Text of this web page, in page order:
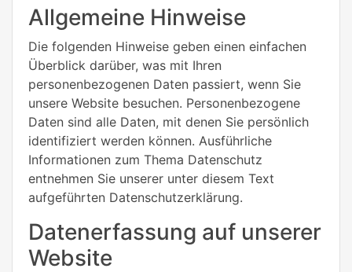
Allgemeine Hinweise
Die folgenden Hinweise geben einen einfachen
Überblick darüber, was mit Ihren
personenbezogenen Daten passiert, wenn Sie
unsere Website besuchen. Personenbezogene
Daten sind alle Daten, mit denen Sie persönlich
identifiziert werden können. Ausführliche
Informationen zum Thema Datenschutz
entnehmen Sie unserer unter diesem Text
aufgeführten Datenschutzerklärung.
Datenerfassung auf unserer
Website